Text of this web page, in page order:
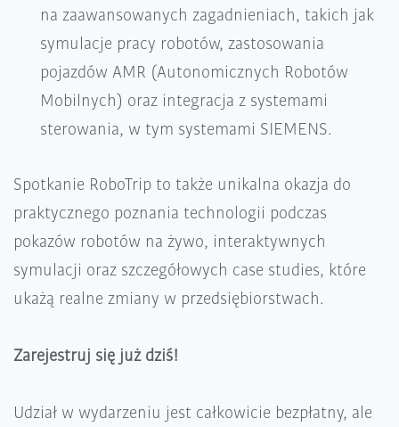
na zaawansowanych zagadnieniach, takich jak
symulacje pracy robotów, zastosowania
pojazdów AMR (Autonomicznych Robotów
Mobilnych) oraz integracja z systemami
sterowania, w tym systemami SIEMENS.
Spotkanie RoboTrip to także unikalna okazja do
praktycznego poznania technologii podczas
pokazów robotów na żywo, interaktywnych
symulacji oraz szczegółowych case studies, które
ukażą realne zmiany w przedsiębiorstwach.
Zarejestruj się już dziś!
Udział w wydarzeniu jest całkowicie bezpłatny, ale